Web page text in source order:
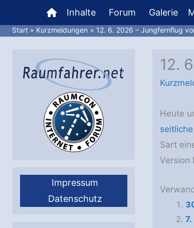
Inhalt
springen
Inhalte Forum Galerie
Start Kurzmeldungen 12. 6. 2026 – Jungfernflug
Impressum
Datenschutz
12.
Heute
Sart
Version